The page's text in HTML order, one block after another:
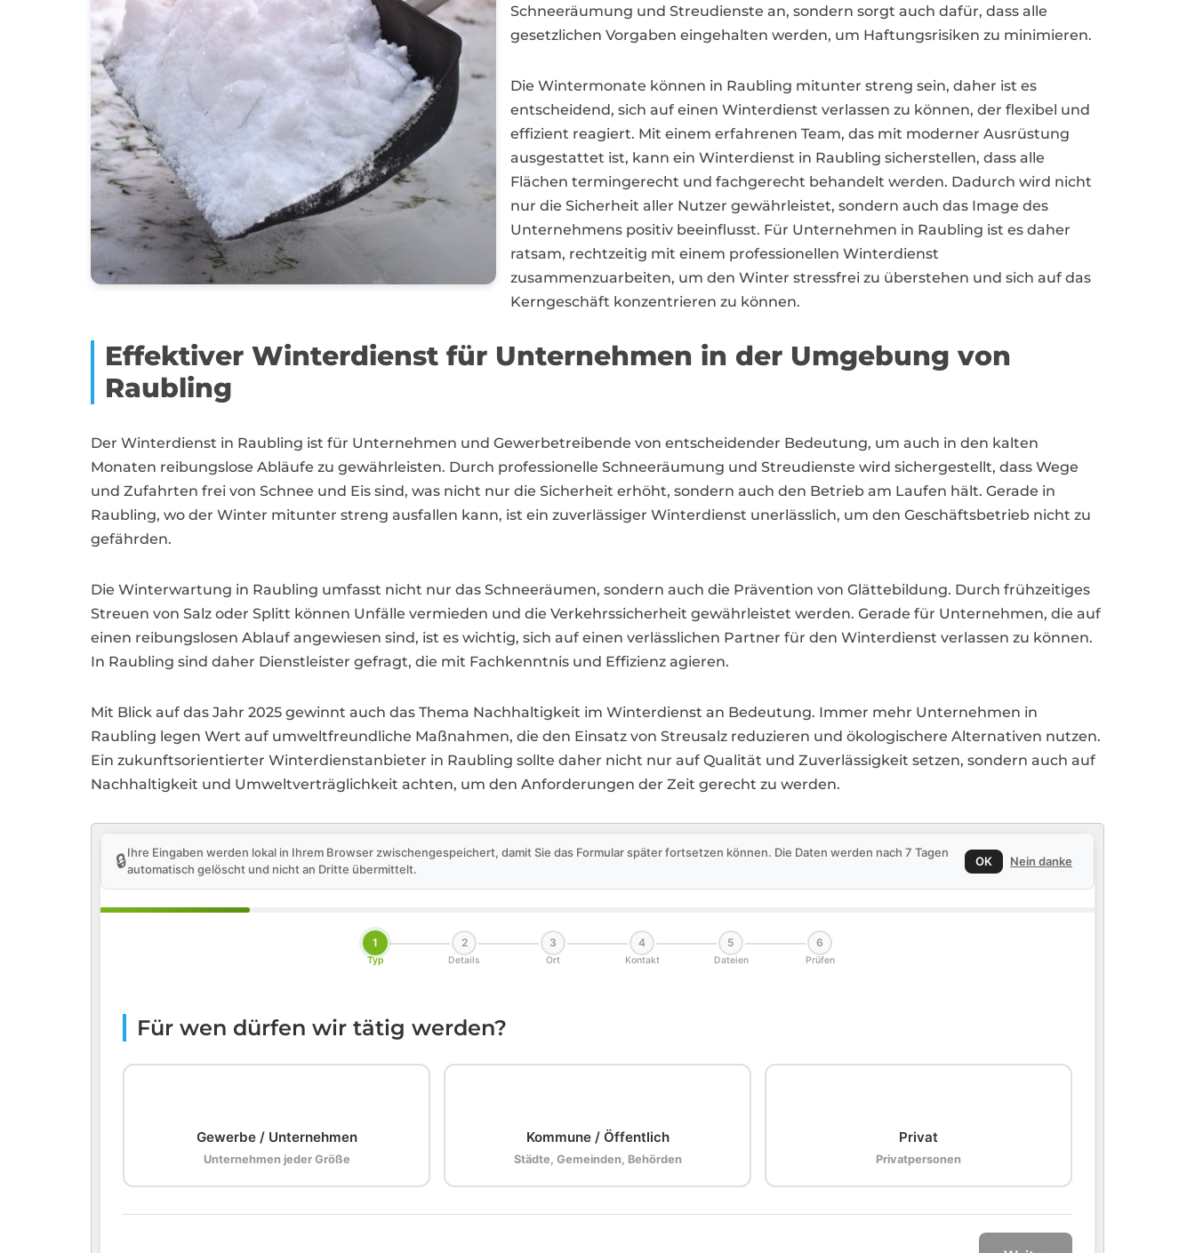
Schneeräumung und Streudienste an, sondern sorgt auch dafür, dass alle
gesetzlichen Vorgaben eingehalten werden, um Haftungsrisiken zu minimieren.
Die Wintermonate können in Raubling mitunter streng sein, daher ist es
entscheidend, sich auf einen Winterdienst verlassen zu können, der flexibel und
effizient reagiert. Mit einem erfahrenen Team, das mit moderner Ausrüstung
ausgestattet ist, kann ein Winterdienst in Raubling sicherstellen, dass alle
Flächen termingerecht und fachgerecht behandelt werden. Dadurch wird nicht
nur die Sicherheit aller Nutzer gewährleistet, sondern auch das Image des
Unternehmens positiv beeinflusst. Für Unternehmen in Raubling ist es daher
ratsam, rechtzeitig mit einem professionellen Winterdienst
zusammenzuarbeiten, um den Winter stressfrei zu überstehen und sich auf das
Kerngeschäft konzentrieren zu können.
Effektiver Winterdienst für Unternehmen in der Umgebung von
Raubling
Der Winterdienst in Raubling ist für Unternehmen und Gewerbetreibende von entscheidender Bedeutung, um auch in den kalten
Monaten reibungslose Abläufe zu gewährleisten. Durch professionelle Schneeräumung und Streudienste wird sichergestellt, dass Wege
und Zufahrten frei von Schnee und Eis sind, was nicht nur die Sicherheit erhöht, sondern auch den Betrieb am Laufen hält. Gerade in
Raubling, wo der Winter mitunter streng ausfallen kann, ist ein zuverlässiger Winterdienst unerlässlich, um den Geschäftsbetrieb nicht zu
gefährden.
Die Winterwartung in Raubling umfasst nicht nur das Schneeräumen, sondern auch die Prävention von Glättebildung. Durch frühzeitiges
Streuen von Salz oder Splitt können Unfälle vermieden und die Verkehrssicherheit gewährleistet werden. Gerade für Unternehmen, die auf
einen reibungslosen Ablauf angewiesen sind, ist es wichtig, sich auf einen verlässlichen Partner für den Winterdienst verlassen zu können.
In Raubling sind daher Dienstleister gefragt, die mit Fachkenntnis und Effizienz agieren.
Mit Blick auf das Jahr 2025 gewinnt auch das Thema Nachhaltigkeit im Winterdienst an Bedeutung. Immer mehr Unternehmen in
Raubling legen Wert auf umweltfreundliche Maßnahmen, die den Einsatz von Streusalz reduzieren und ökologischere Alternativen nutzen.
Ein zukunftsorientierter Winterdienstanbieter in Raubling sollte daher nicht nur auf Qualität und Zuverlässigkeit setzen, sondern auch auf
Nachhaltigkeit und Umweltverträglichkeit achten, um den Anforderungen der Zeit gerecht zu werden.
🔒Ihre Eingaben werden lokal in Ihrem Browser zwischengespeichert, damit Sie das Formular später fortsetzen können. Die Daten werden nach 7 Tagen
automatisch gelöscht und nicht an Dritte übermittelt.
OK Nein danke
1
Typ
2
Details
3
Ort
4
Kontakt
5
Dateien
6
Prüfen
Für wen dürfen wir tätig werden?
Gewerbe / Unternehmen
Unternehmen jeder Größe
Kommune / Öffentlich
Städte, Gemeinden, Behörden
Privat
Privatpersonen